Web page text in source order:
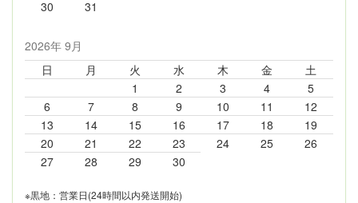
30
31
2026年 9月
日
月 火 水 木 金
土
1
2 3 4
5
6
7 8 9 10 11
12
13
14 15 16 17 18
19
20
21 22 23 24 25
26
27
28 29 30
※黒地：営業日(24時間以内発送開始)